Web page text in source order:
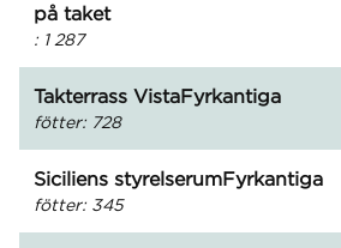
på taket
: 1 287
Takterrass VistaFyrkantiga
fötter: 728
Siciliens styrelserumFyrkantiga
fötter: 345